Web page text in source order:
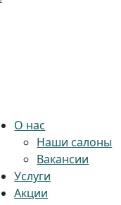
О нас
Наши салоны
Вакансии
Услуги
Акции